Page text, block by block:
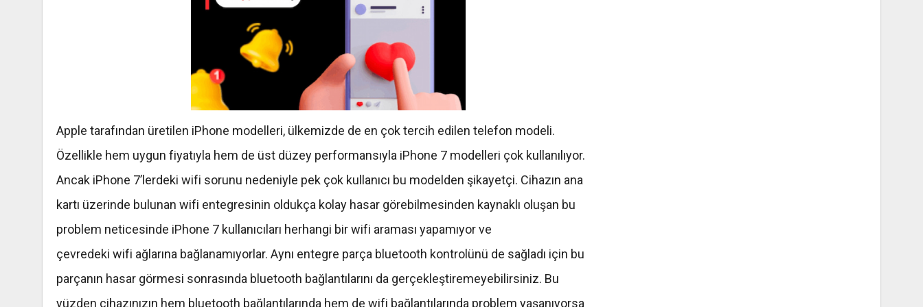
Apple tarafından üretilen iPhone modelleri, ülkemizde de en çok tercih edilen telefon modeli.
Özellikle hem uygun fiyatıyla hem de üst düzey performansıyla iPhone 7 modelleri çok kullanılıyor.
Ancak iPhone 7’lerdeki wifi sorunu nedeniyle pek çok kullanıcı bu modelden şikayetçi. Cihazın ana
kartı üzerinde bulunan wifi entegresinin oldukça kolay hasar görebilmesinden kaynaklı oluşan bu
problem neticesinde iPhone 7 kullanıcıları herhangi birwifi araması yapamıyor ve
çevredeki wifi ağlarına bağlanamıyorlar. Aynı entegre parça bluetooth kontrolünü de sağladı için bu
parçanın hasar görmesi sonrasında bluetooth bağlantılarını da gerçekleştiremeyebilirsiniz. Bu
yüzden cihazınızın hem bluetooth bağlantılarında hem de wifi bağlantılarında problem yaşanıyorsa